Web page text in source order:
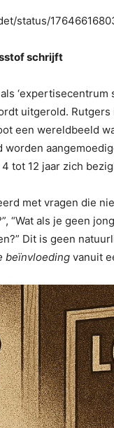
status/
schrijft
uitgerold.
een wereldbeeld
tot 12 jaar zich
met vragen die
“Wat als je geen
Dit is geen
beïnvloeding vanuit